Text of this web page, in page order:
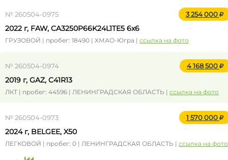
№ 260504-0975 3 254 000
2022 г, FAW, CA3250P66K24L1TE5 6x6
ГРУЗОВОЙ | пробег: 18490 | ХМАО-Югра | ссылка на фото
№ 260504-0974 4 168 500
2019 г, GAZ, C41R13
ЛКТ | пробег: 44596 | ЛЕНИНГРАДСКАЯ ОБЛАСТЬ | ссылка на фото
№ 260504-0973 1 570 000
2024 г, BELGEE, X50
ЛЕГКОВОЙ | пробег: 0 | ЛЕНИНГРАДСКАЯ ОБЛАСТЬ | ссылка на фото